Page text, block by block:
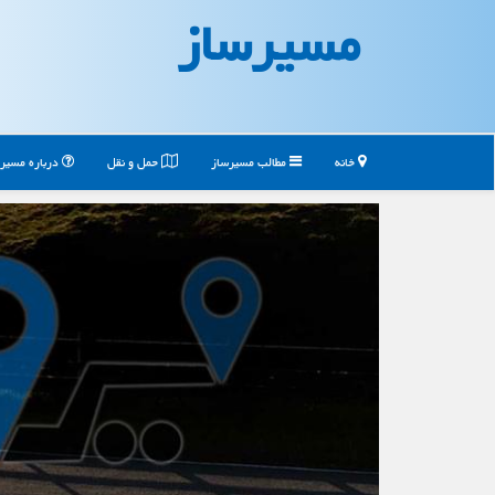
مسیرساز
خانه مطالب مسیرساز حمل و نقل درباره